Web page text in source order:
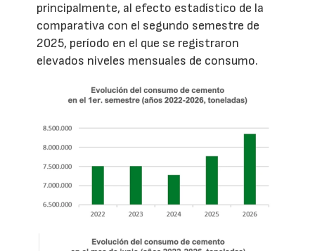
principalmente, al efecto estadístico de la
comparativa con el segundo semestre de
2025, período en el que se registraron
elevados niveles mensuales de consumo.